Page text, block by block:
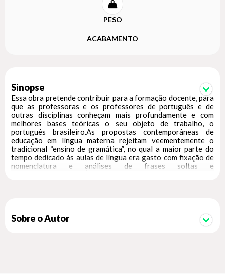
PESO
ACABAMENTO
Sinopse
Essa obra pretende contribuir para a formação docente, para
que as professoras e os professores de português e de
outras disciplinas conheçam mais profundamente e com
melhores bases teóricas o seu objeto de trabalho, o
português brasileiro.As propostas contemporâneas de
educação em língua materna rejeitam veementemente o
tradicional “ensino de gramática”, no qual a maior parte do
tempo dedicado às aulas de língua era gasto com fixação de
nomenclatura e análises de frases soltas e
classificação pode ser apresentada, mas não como a
finalidade em si mesma da educação em língua materna. Em
Sobre o Autor